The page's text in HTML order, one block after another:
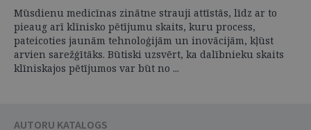
Mūsdienu medicīnas zinātne strauji attīstās, līdz ar to
pieaug arī klīnisko pētījumu skaits, kuru process,
pateicoties jaunām tehnoloģijām un inovācijām, kļūst
arvien sarežģītāks. Būtiski uzsvērt, ka dalībnieku skaits
klīniskajos pētījumos var būt no ...
AUTORU KATALOGS